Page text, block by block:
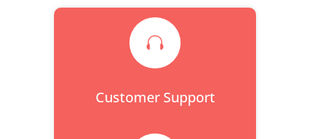

Customer Support